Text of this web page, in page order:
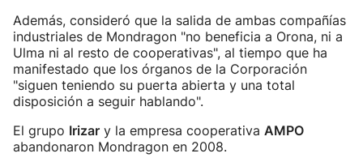
Además, consideró que la salida de ambas compañías
industriales de Mondragon "no beneficia a Orona, ni a
Ulma ni al resto de cooperativas", al tiempo que ha
manifestado que los órganos de la Corporación
"siguen teniendo su puerta abierta y una total
disposición a seguir hablando".
El grupo Irizar y la empresa cooperativa AMPO
abandonaron Mondragon en 2008.